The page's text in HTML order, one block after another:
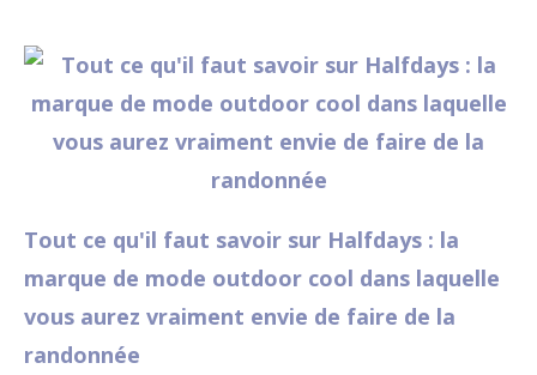
Tout ce qu'il faut savoir sur Halfdays : la
marque de mode outdoor cool dans laquelle
vous aurez vraiment envie de faire de la
randonnée